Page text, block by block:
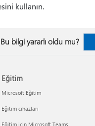
kullanın.
Bu bilgi yararlı oldu mu?
Eğitim
Microsoft Eğitim
Eğitim cihazları
Eğitim için Microsoft Teams